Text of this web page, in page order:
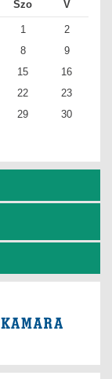
Szo V
1
2
8
9
15
16
22
23
29
30